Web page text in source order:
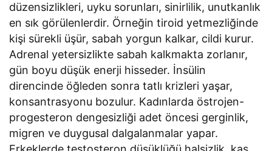
düzensizlikleri, uyku sorunları, sinirlilik, unutkanlık
en sık görülenlerdir. Örneğin tiroid yetmezliğinde
kişi sürekli üşür, sabah yorgun kalkar, cildi kurur.
Adrenal yetersizlikte sabah kalkmakta zorlanır,
gün boyu düşük enerji hisseder. İnsülin
direncinde öğleden sonra tatlı krizleri yaşar,
konsantrasyonu bozulur. Kadınlarda östrojen-
progesteron dengesizliği adet öncesi gerginlik,
migren ve duygusal dalgalanmalar yapar.